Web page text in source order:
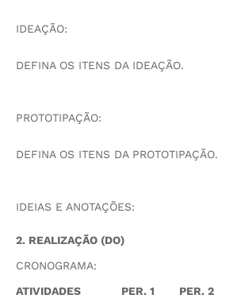
IDEAÇÃO:
DEFINA OS ITENS DA IDEAÇÃO.
PROTOTIPAÇÃO:
DEFINA OS ITENS DA PROTOTIPAÇÃO.
IDEIAS E ANOTAÇÕES:
2. REALIZAÇÃO (DO)
CRONOGRAMA:
ATIVIDADES
PER. 1 PER. 2